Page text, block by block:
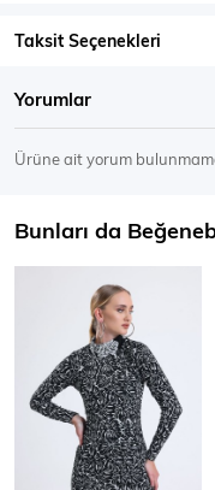
Taksit Seçenekleri
Yorumlar
Ürüne ait yorum
Bunları da